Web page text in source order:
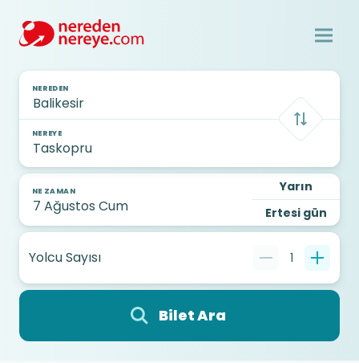
NEREDEN
NEREYE
NE ZAMAN
Yarın
Ertesi gün
Yolcu Sayısı 1
Bilet Ara